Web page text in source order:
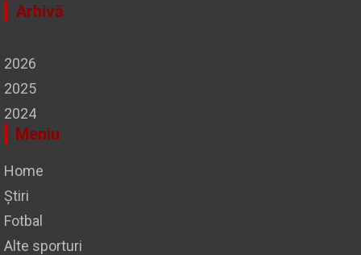
Arhivă
2026
2025
2024
Meniu
Home
Știri
Fotbal
Alte sporturi